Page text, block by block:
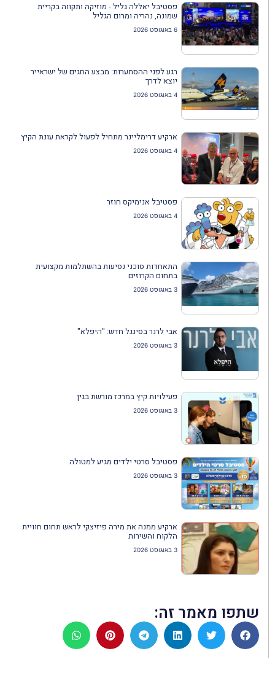
פסטיבל יאללה גליל - מוזיקה ותקווה בקריית
שמונה, נהריה ומרום הגליל
6 באוגוסט 2026
רגע לפני ההסתערות: מבצע החגים של ישראייר
יוצא לדרך
4 באוגוסט 2026
ארקיע דרימליינר מתחיל לפעול לקראת עונת הקיץ
4 באוגוסט 2026
פסטיבל אנימיקס חוזר
4 באוגוסט 2026
התאחדות סוכני נסיעות בהשתלמות מקצועית
בתחום הקרוזים
3 באוגוסט 2026
אבי לרנר בסינגל חדש: "היפלא"
3 באוגוסט 2026
פעילויות קיץ במרכז מורשת בגין
3 באוגוסט 2026
פסטיבל סרטי ילדים מגיע למטולה
3 באוגוסט 2026
ארקיע ממנה את מירה פיזיצקי לראש תחום חוויית
הלקוח והשירות
3 באוגוסט 2026
שתפו מאמר זה: